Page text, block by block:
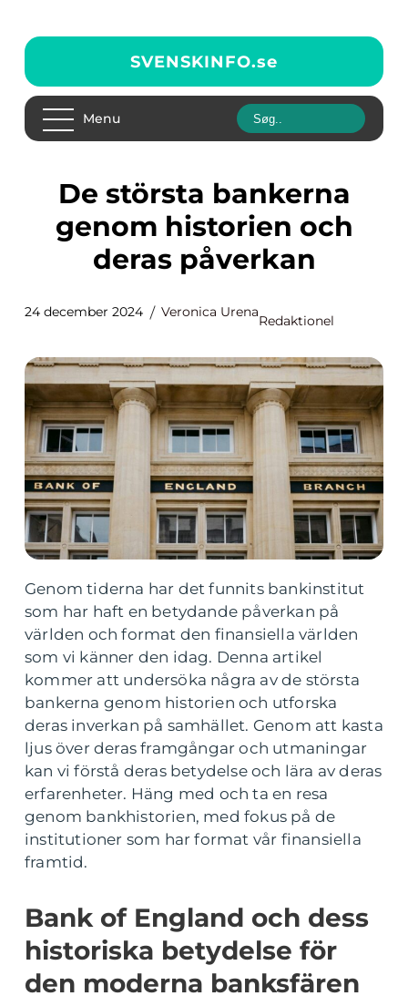
SVENSKINFO.se
Menu
De största bankerna
genom historien och
deras påverkan
24 december 2024 Veronica Urena
Redaktionel
Genom tiderna har det funnits bankinstitut
som har haft en betydande påverkan på
världen och format den finansiella världen
som vi känner den idag. Denna artikel
kommer att undersöka några av de största
bankerna genom historien och utforska
deras inverkan på samhället. Genom att kasta
ljus över deras framgångar och utmaningar
kan vi förstå deras betydelse och lära av deras
erfarenheter. Häng med och ta en resa
genom bankhistorien, med fokus på de
institutioner som har format vår finansiella
framtid.
Bank of England och dess
historiska betydelse för
den moderna banksfären